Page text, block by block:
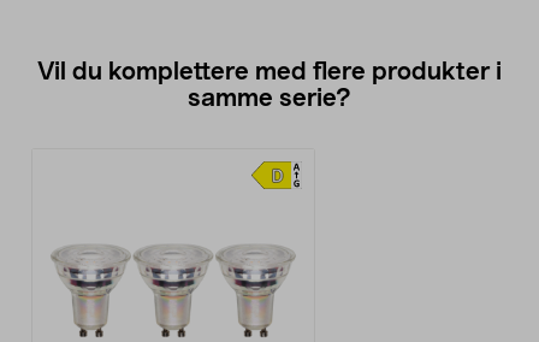
Vil du komplettere med flere produkter i
samme serie?